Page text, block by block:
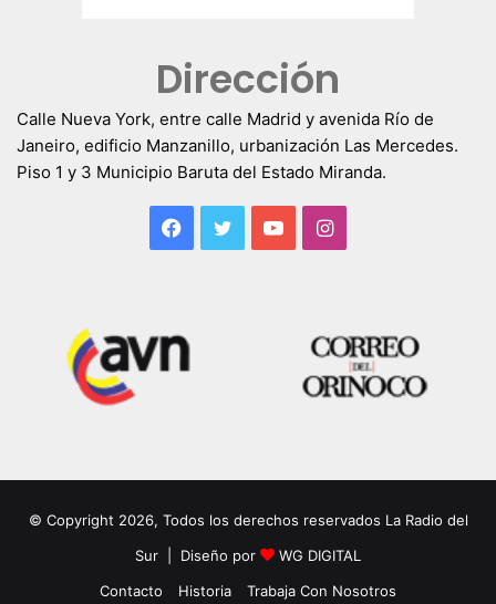
Dirección
Calle Nueva York, entre calle Madrid y avenida Río de
Janeiro, edificio Manzanillo, urbanización Las Mercedes.
Piso 1 y 3 Municipio Baruta del Estado Miranda.
Facebook
TwitterYouTubeInstagram
© Copyright 2026, Todos los derechos reservados La Radio del
Sur | Diseño por
WG DIGITAL
Contacto
Historia Trabaja Con Nosotros